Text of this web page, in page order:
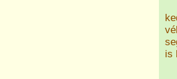
is